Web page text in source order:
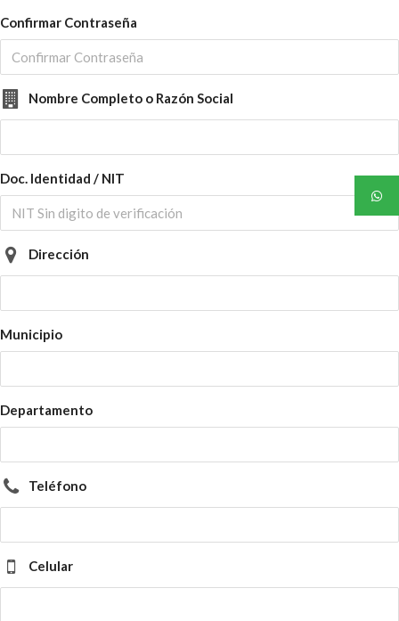
Confirmar Contraseña
Nombre Completo o Razón Social
Doc. Identidad / NIT
Dirección
Municipio
Departamento
Teléfono
Celular